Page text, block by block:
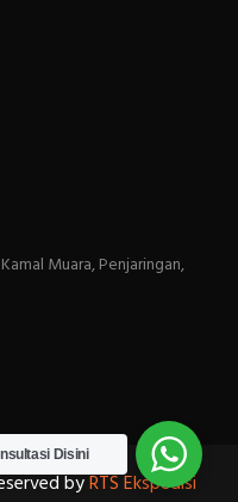
Muara, Penjaringan,
byRTS Ekspedisi
Disini